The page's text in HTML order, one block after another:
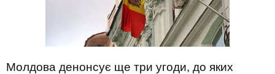
Молдова денонсує ще три угоди, до яких